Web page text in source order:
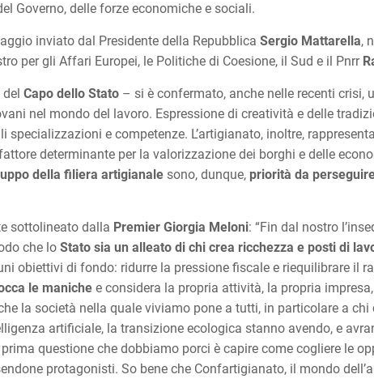
Governo, delle forze economiche e sociali.
inviato dal Presidente della RepubblicaSergio Mattarella,
per gli Affari Europei, le Politiche di Coesione, il Sud e il Pnrr
delCapo dello Stato – si è confermato, anche nelle recenti crisi,
nel mondo del lavoro. Espressione di creatività e delle
specializzazioni e competenze. L’artigianato, inoltre,
determinante per la valorizzazione dei borghi e delle
della filiera artigianale sono, dunque, priorità da
sottolineato dalla Premier Giorgia Meloni: “Fin dal nostro
che loStato sia un alleato di chi crea ricchezza e posti di
obiettivi di fondo: ridurre la pressione fiscale e riequilibrare il
le maniche e considera la propria attività, la propria
la società nella quale viviamo pone a tutti, in particolare a
artificiale, la transizione ecologica stanno avendo, e
questione che dobbiamo porci è capire come cogliere le
protagonisti. So bene che Confartigianato, il mondo